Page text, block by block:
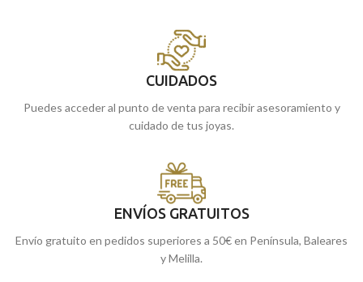
CUIDADOS
Puedes acceder al punto de venta para recibir asesoramiento y
cuidado de tus joyas.
ENVÍOS GRATUITOS
Envío gratuito en pedidos superiores a 50€ en Península, Baleares
y Melilla.